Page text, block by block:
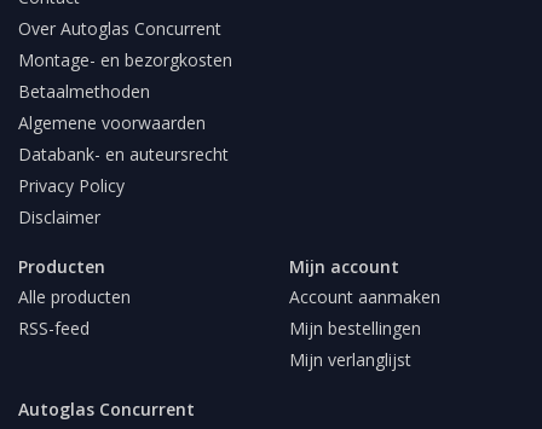
Over Autoglas Concurrent
Montage- en bezorgkosten
Betaalmethoden
Algemene voorwaarden
Databank- en auteursrecht
Privacy Policy
Disclaimer
Producten
Alle producten
RSS-feed
Mijn account
Account aanmaken
Mijn bestellingen
Mijn verlanglijst
Autoglas Concurrent